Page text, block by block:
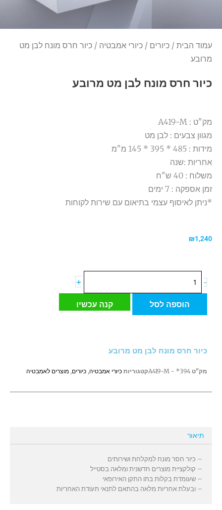
עמוד הבית / כיורים / כיורי אמבטיה / כיור חרס מונח לבן מט
מרובע
כיור חרס מונח לבן מט מרובע
מק"ט : A419-M
מגוון צבעים : לבן מט
מידות : 485 * 395 * 145 מ"מ
אחריות :שנה
משלוח : 40 ש"ח
זמן אספקה : 7 ימים
*ניתן לאיסוף עצמי בתיאום עם שירות לקוחות
₪1,240
-
של
מרובע
+
הוספה לסל קנה עכשיו
כיור חרס מונח לבן מט מרובע
מק"ט 394* - A419-M קטגוריות כיורי אמבטיה, כיורים, מוצרים לאמבטיה
תיאור
– כיור חסר מונח למקלחת ושירותים
– קולקציית מוצרים חדשנית ומלאה בסטייל
– שעומדת בקלות בתו התקן האירופאי
– ובעלת אחריות מלאה בהתאם לתנאי תעודת האחריות